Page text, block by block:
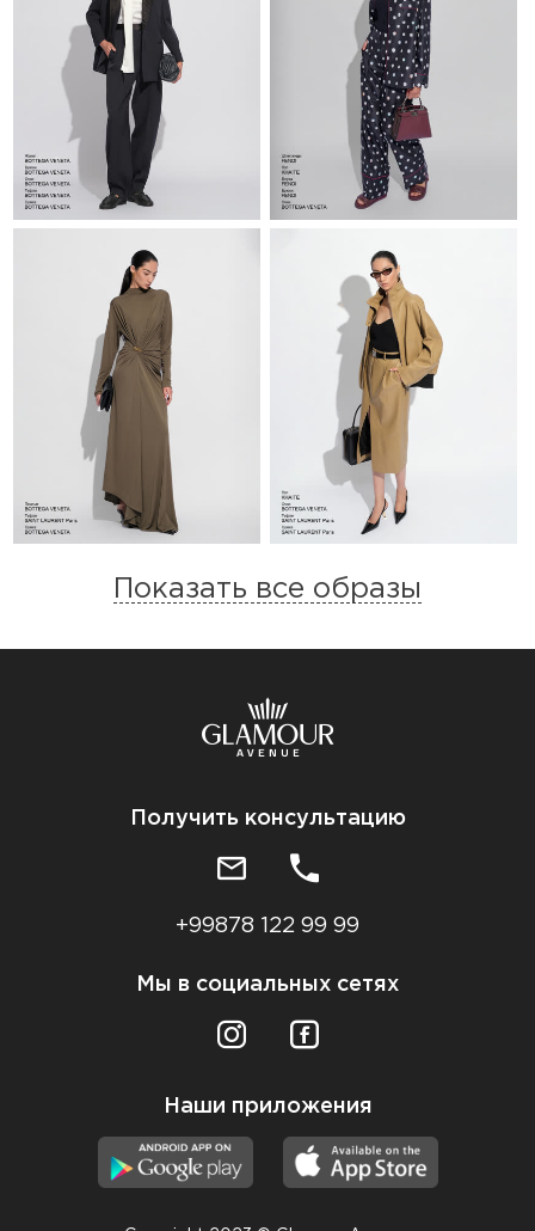
Показать все образы
Получить консультацию
+99878 122 99 99
Мы в социальных сетях
Наши приложения